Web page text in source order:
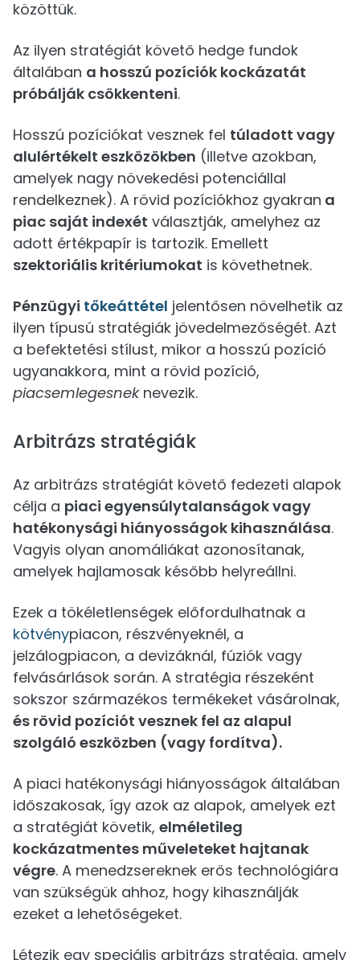
közöttük.
Az ilyen stratégiát követő hedge fundok
általában a hosszú pozíciók kockázatát
próbálják csökkenteni.
Hosszú pozíciókat vesznek fel túladott vagy
alulértékelt eszközökben (illetve azokban,
amelyek nagy növekedési potenciállal
rendelkeznek). A rövid pozíciókhoz gyakran a
piac saját indexét választják, amelyhez az
adott értékpapír is tartozik. Emellett
szektoriális kritériumokat is követhetnek.
Pénzügyi tőkeáttétel jelentősen növelhetik az
ilyen típusú stratégiák jövedelmezőségét. Azt
a befektetési stílust, mikor a hosszú pozíció
ugyanakkora, mint a rövid pozíció,
piacsemlegesneknevezik.
Arbitrázs stratégiák
Az arbitrázs stratégiát követő fedezeti alapok
célja a piaci egyensúlytalanságok vagy
hatékonysági hiányosságok kihasználása.
Vagyis olyan anomáliákat azonosítanak,
amelyek hajlamosak később helyreállni.
Ezek a tökéletlenségek előfordulhatnak a
kötvénypiacon, részvényeknél, a
jelzálogpiacon, a devizáknál, fúziók vagy
felvásárlások során. A stratégia részeként
sokszor származékos termékeket vásárolnak,
és rövid pozíciót vesznek fel az alapul
szolgáló eszközben (vagy fordítva).
A piaci hatékonysági hiányosságok általában
időszakosak, így azok az alapok, amelyek ezt
a stratégiát követik, elméletileg
kockázatmentes műveleteket hajtanak
végre. A menedzsereknek erős technológiára
van szükségük ahhoz, hogy kihasználják
ezeket a lehetőségeket.
Létezik egy speciális arbitrázs stratégia, amely